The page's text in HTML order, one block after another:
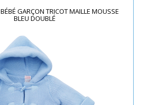
GARÇON TRICOT MAILLE MOUSSE
BLEU DOUBLÉ